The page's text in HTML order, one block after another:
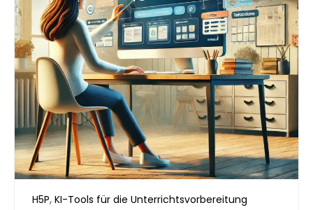
H5P, KI-Tools für die Unterrichtsvorbereitung